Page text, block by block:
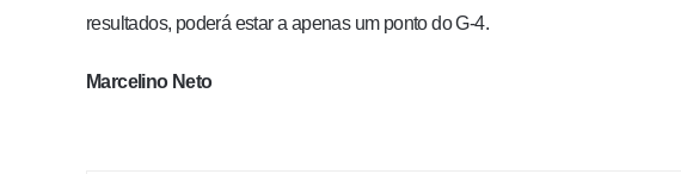
resultados, poderá estar a apenas um ponto do G-4.
Marcelino Neto